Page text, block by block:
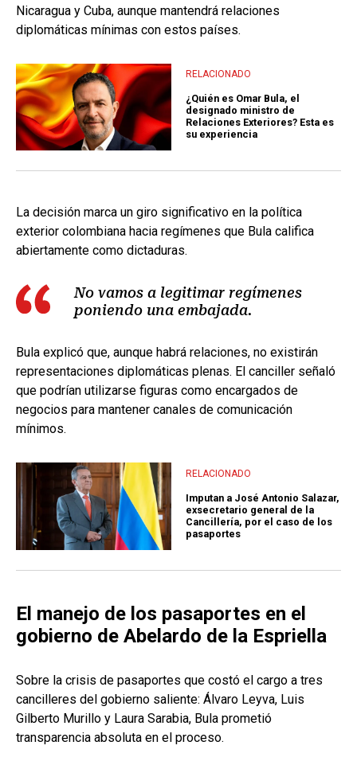
Nicaragua y Cuba, aunque mantendrá relaciones
diplomáticas mínimas con estos países.
RELACIONADO
¿Quién es Omar Bula, el
designado ministro de
Relaciones Exteriores? Esta es
su experiencia
La decisión marca un giro significativo en la política
exterior colombiana hacia regímenes que Bula califica
abiertamente como dictaduras.
No vamos a legitimar regímenes
poniendo una embajada.
Bula explicó que, aunque habrá relaciones, no existirán
representaciones diplomáticas plenas. El canciller señaló
que podrían utilizarse figuras como encargados de
negocios para mantener canales de comunicación
mínimos.
RELACIONADO
Imputan a José Antonio Salazar,
exsecretario general de la
Cancillería, por el caso de los
pasaportes
El manejo de los pasaportes en el
gobierno de Abelardo de la Espriella
Sobre la crisis de pasaportes que costó el cargo a tres
cancilleres del gobierno saliente: Álvaro Leyva, Luis
Gilberto Murillo y Laura Sarabia, Bula prometió
transparencia absoluta en el proceso.